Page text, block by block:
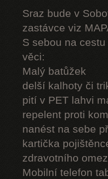
Sraz bude v
zastávce viz
S sebou na
věci:
Malý batůžek
delší kalhoty či
pití v PET lahvi
repelent proti
nanést na sebe
kartička
zdravotního
Mobilní telefon